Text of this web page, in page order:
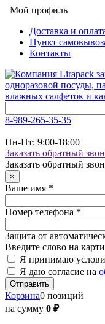
Мой профиль
Доставка и
Пункт
Контакты
8-989-265-35-35
Пн-Пт: 9:00-18:00
Заказать обратный
Заказать обратный
×
Ваше имя *
Номер телефона *
Защита от
Введите слово на
Я принимаю
Я даю согласие на
Корзина0 позиций
на сумму 0 ₽